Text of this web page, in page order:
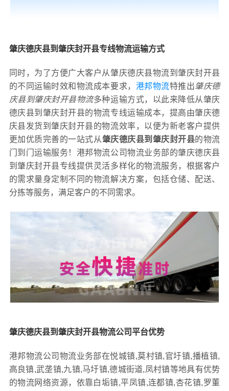
肇庆德庆县到肇庆封开县专线物流运输方式
同时，为了方便广大客户从肇庆德庆县物流到肇庆封开县
的不同运输时效和物流成本要求， 港邦物流特推出肇庆德
庆县到肇庆封开县物流多种运输方式，以此来降低从肇庆
德庆县到肇庆封开县的物流专线运输成本，提高由肇庆德
庆县发货到肇庆封开县的物流效率，以便为新老客户提供
更加优质完善的一站式从肇庆德庆县到肇庆封开县的物流
门到门运输服务！港邦物流公司物流业务部的肇庆德庆县
到肇庆封开县专线提供灵活多样化的物流服务，根据客户
的需求量身定制不同的物流解决方案，包括仓储、配送、
分拣等服务，满足客户的不同需求。
肇庆德庆县到肇庆封开县物流公司平台优势
港邦物流公司物流业务部在悦城镇,莫村镇,官圩镇,播植镇,
高良镇,武垄镇,九镇,马圩镇,德城街道,凤村镇等地具有优势
的物流网络资源，依靠白垢镇,平凤镇,连都镇,杏花镇,罗董